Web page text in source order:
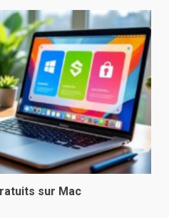
sur Mac